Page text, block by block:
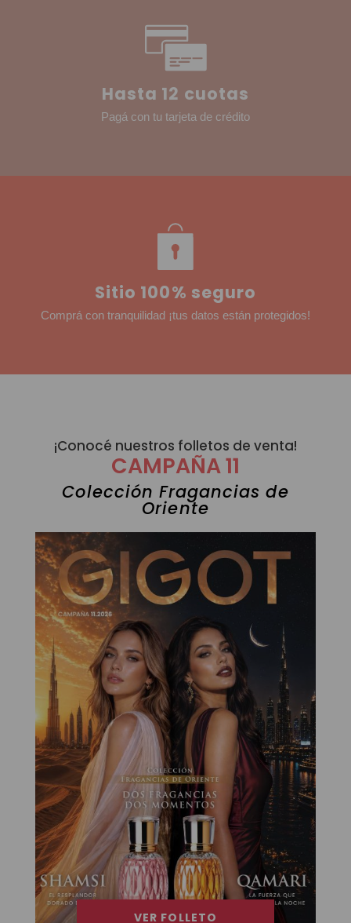
Hasta 12 cuotas
Pagá con tu tarjeta de crédito
Sitio 100% seguro
Comprá con tranquilidad ¡tus datos están protegidos!
¡Conocé nuestros folletos de venta!
CAMPAÑA 11
Colección Fragancias de
Oriente
VER FOLLETO